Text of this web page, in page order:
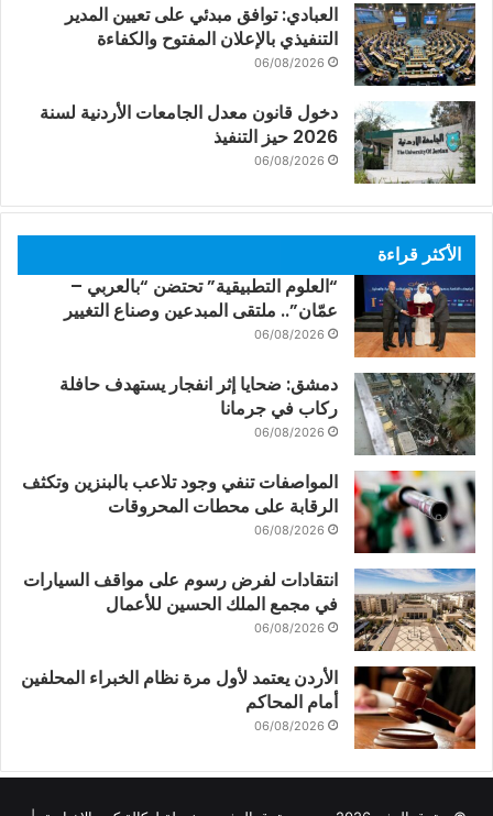
العبادي: توافق مبدئي على تعيين المدير
التنفيذي بالإعلان المفتوح والكفاءة
06/08/2026
دخول قانون معدل الجامعات الأردنية لسنة
2026 حيز التنفيذ
06/08/2026
الأكثر قراءة
“العلوم التطبيقية” تحتضن “بالعربي –
عمّان”.. ملتقى المبدعين وصناع التغيير
06/08/2026
دمشق: ضحايا إثر انفجار يستهدف حافلة
ركاب في جرمانا
06/08/2026
المواصفات تنفي وجود تلاعب بالبنزين وتكثف
الرقابة على محطات المحروقات
06/08/2026
انتقادات لفرض رسوم على مواقف السيارات
في مجمع الملك الحسين للأعمال
06/08/2026
الأردن يعتمد لأول مرة نظام الخبراء المحلفين
أمام المحاكم
06/08/2026